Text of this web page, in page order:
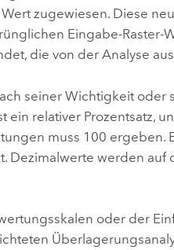
zugewiesen. Diese
Eingabe-Raster-
die von der Analyse
seiner Wichtigkeit oder
ein relativer Prozentsatz,
muss 100 ergeben.
Dezimalwerte werden auf
oder der